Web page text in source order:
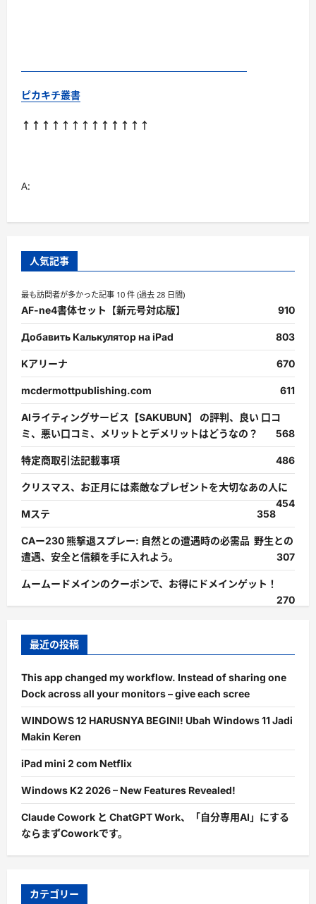
ピカキチ叢書
↑↑↑↑↑↑↑↑↑↑↑↑↑
A:
人気記事
最も訪問者が多かった記事 10 件 (過去 28 日間)
AF-ne4書体セット【新元号対応版】 910
Добавить Калькулятор на iPad 803
Kアリーナ 670
mcdermottpublishing.com 611
AIライティングサービス【SAKUBUN】 の評判、良い 口コ
ミ、悪い口コミ、メリットとデメリットはどうなの？
568
特定商取引法記載事項 486
クリスマス、お正月には素敵なプレゼントを大切なあの人に
454
Mステ
358
CAー230 熊撃退スプレー: 自然との遭遇時の必需品 野生との
遭遇、安全と信頼を手に入れよう。
307
ムームードメインのクーポンで、お得にドメインゲット！
270
最近の投稿
This app changed my workflow. Instead of sharing one
Dock across all your monitors – give each scree
WINDOWS 12 HARUSNYA BEGINI! Ubah Windows 11 Jadi
Makin Keren
iPad mini 2 com Netflix
Windows K2 2026 – New Features Revealed!
Claude Cowork と ChatGPT Work、「自分専用AI」にする
ならまずCoworkです。
カテゴリー